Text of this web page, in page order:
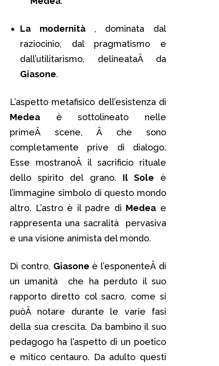
La modernità , dominata dal
raziocinio, dal pragmatismo e
dall’utilitarismo, delineataÂ da
Giasone.
L’aspetto metafisico dell’esistenza di
Medea è sottolineato nelle
primeÂ scene, Â che sono
completamente prive di dialogo.
Esse mostranoÂ il sacrificio rituale
dello spirito del grano. Il Sole è
l’immagine simbolo di questo mondo
altro. L’astro è il padre di Medea e
rappresenta una sacralità pervasiva
e una visione animista del mondo.
Di contro, Giasone è l’esponenteÂ di
un umanità che ha perduto il suo
rapporto diretto col sacro, come si
puòÂ notare durante le varie fasi
della sua crescita. Da bambino il suo
pedagogo ha l’aspetto di un poetico
e mitico centauro. Da adulto questi